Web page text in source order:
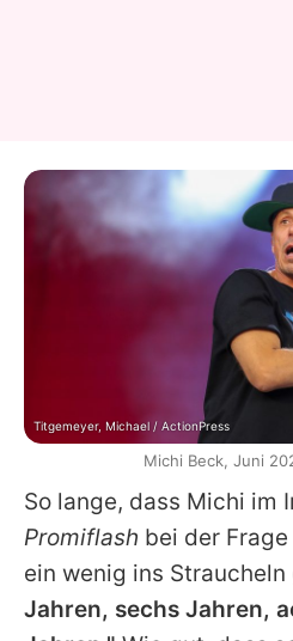
So lange, dass Michi im
Promiflash bei der
ein wenig ins Straucheln
Jahren, sechs Jahren,
Titgemeyer, Michael / ActionPress
Michi Beck, Juni